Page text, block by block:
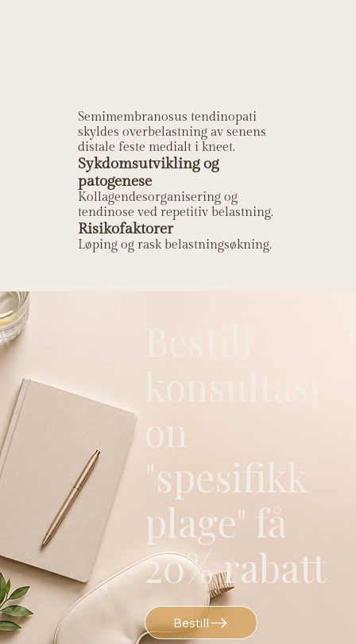
Semimembranosus tendinopati
skyldes overbelastning av senens
distale feste medialt i kneet.
Sykdomsutvikling og
patogenese
Kollagendesorganisering og
tendinose ved repetitiv belastning.
Risikofaktorer
Løping og rask belastningsøkning.
on
"spesifikk
plage" få
20% rabatt
Bestill